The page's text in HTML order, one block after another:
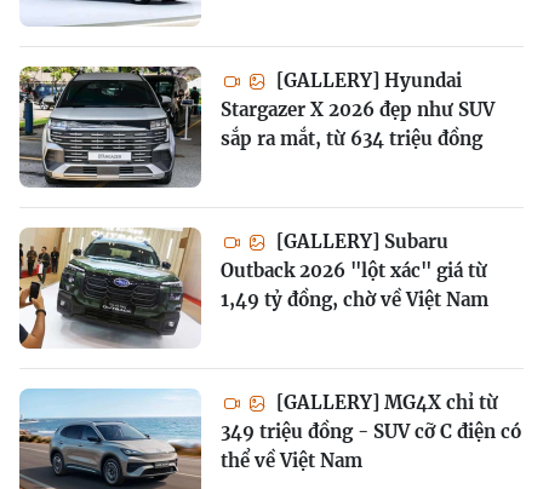
[GALLERY] Hyundai
Stargazer X 2026 đẹp như SUV
sắp ra mắt, từ 634 triệu đồng
[GALLERY] Subaru
Outback 2026 "lột xác" giá từ
1,49 tỷ đồng, chờ về Việt Nam
[GALLERY] MG4X chỉ từ
349 triệu đồng - SUV cỡ C điện có
thể về Việt Nam